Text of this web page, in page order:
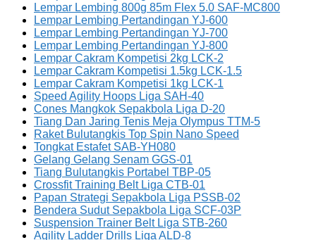
Lempar Lembing 800g 85m Flex 5.0 SAF-MC800
Lempar Lembing Pertandingan YJ-600
Lempar Lembing Pertandingan YJ-700
Lempar Lembing Pertandingan YJ-800
Lempar Cakram Kompetisi 2kg LCK-2
Lempar Cakram Kompetisi 1.5kg LCK-1.5
Lempar Cakram Kompetisi 1kg LCK-1
Speed Agility Hoops Liga SAH-40
Cones Mangkok Sepakbola Liga D-20
Tiang Dan Jaring Tenis Meja Olympus TTM-5
Raket Bulutangkis Top Spin Nano Speed
Tongkat Estafet SAB-YH080
Gelang Gelang Senam GGS-01
Tiang Bulutangkis Portabel TBP-05
Crossfit Training Belt Liga CTB-01
Papan Strategi Sepakbola Liga PSSB-02
Bendera Sudut Sepakbola Liga SCF-03P
Suspension Trainer Belt Liga STB-260
Agility Ladder Drills Liga ALD-8